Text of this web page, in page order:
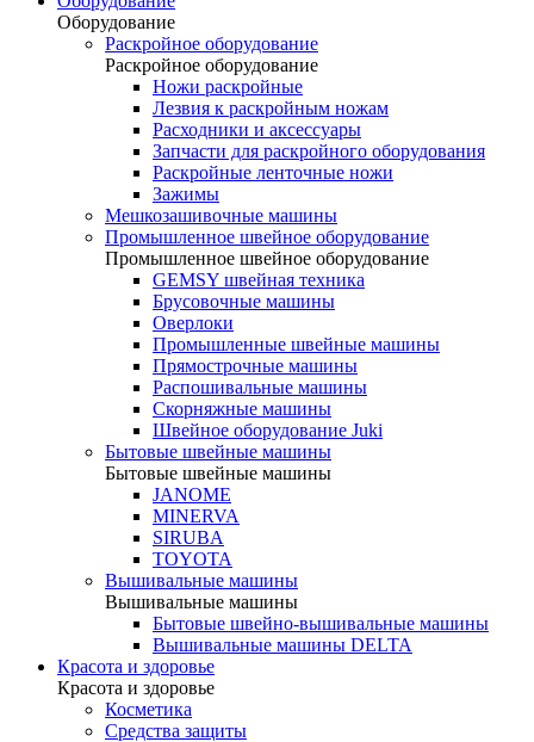
Оборудование
Раскройное оборудование
Раскройное оборудование
Ножи раскройные
Лезвия к раскройным ножам
Расходники и аксессуары
Запчасти для раскройного оборудования
Раскройные ленточные ножи
Зажимы
Мешкозашивочные машины
Промышленное швейное оборудование
Промышленное швейное оборудование
GEMSY швейная техника
Брусовочные машины
Оверлоки
Промышленные швейные машины
Прямострочные машины
Распошивальные машины
Скорняжные машины
Швейное оборудование Juki
Бытовые швейные машины
Бытовые швейные машины
JANOME
MINERVA
SIRUBA
TOYOTA
Вышивальные машины
Вышивальные машины
Бытовые швейно-вышивальные машины
Вышивальные машины DELTA
Красота и здоровье
Красота и здоровье
Косметика
Средства защиты